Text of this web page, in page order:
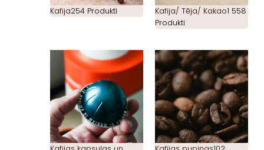
Kafija254 Produkti Kafija/ Tēja/ Kakao1 558
Produkti